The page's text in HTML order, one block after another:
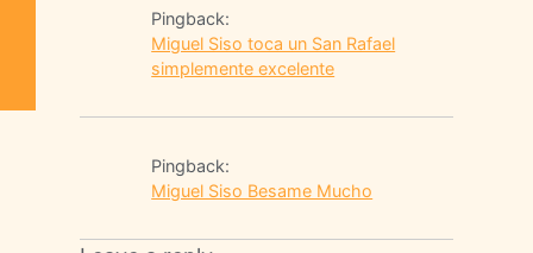
Pingback:
Miguel Siso toca un San Rafael
simplemente excelente
Pingback:
Miguel Siso Besame Mucho